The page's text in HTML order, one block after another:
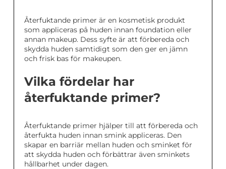
Återfuktande primer är en kosmetisk produkt
som appliceras på huden innan foundation eller
annan makeup. Dess syfte är att förbereda och
skydda huden samtidigt som den ger en jämn
och frisk bas för makeupen.
Vilka fördelar har
återfuktande primer?
Återfuktande primer hjälper till att förbereda och
återfukta huden innan smink appliceras. Den
skapar en barriär mellan huden och sminket för
att skydda huden och förbättrar även sminkets
hållbarhet under dagen.